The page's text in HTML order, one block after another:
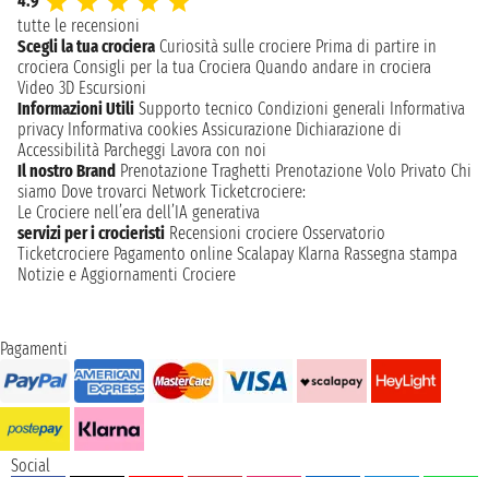
tutte le recensioni
Scegli la tua crociera Curiosità sulle crociere Prima di partire in
crociera Consigli per la tua Crociera Quando andare in crociera
Video 3D Escursioni
Informazioni Utili Supporto tecnico Condizioni generali Informativa
privacy Informativa cookies Assicurazione Dichiarazione di
Accessibilità Parcheggi Lavora con noi
Il nostro Brand Prenotazione Traghetti Prenotazione Volo Privato Chi
siamo Dove trovarci Network Ticketcrociere:
Le Crociere nell’era dell’IA generativa
servizi per i crocieristi Recensioni crociere Osservatorio
Ticketcrociere Pagamento online Scalapay Klarna Rassegna stampa
Notizie e Aggiornamenti Crociere
Pagamenti
Social